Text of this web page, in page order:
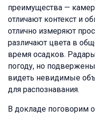
преимущества —
отличают контекст и
отлично измеряют
различают цвета в
время осадков.
погоду, но
видеть невидимые
для распознавания.
В докладе поговорим